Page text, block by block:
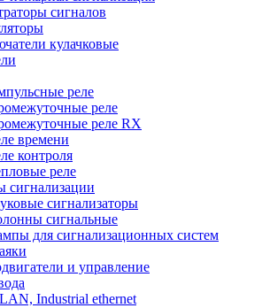
сигналов
кулачковые
реле
реле
реле RX
времени
контроля
реле
сигнализации
сигнализаторы
сигнальные
для сигнализационных систем
и управление
Industrial ethernet